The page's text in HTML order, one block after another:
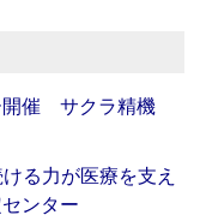
開催 サクラ精機
る力が医療を支え
ンター